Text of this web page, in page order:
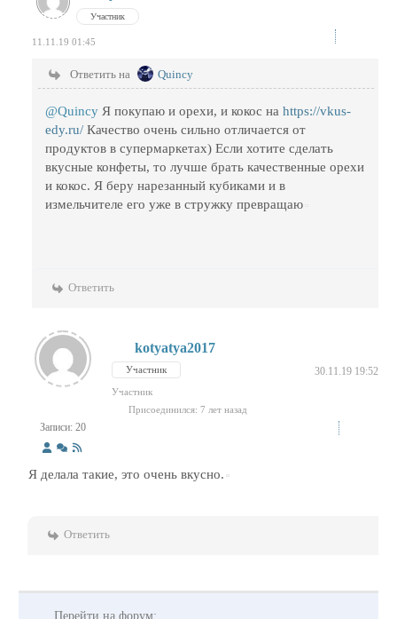
Участник
11.11.19 01:45
Ответить на Quincy
@Quincy Я покупаю и орехи, и кокос на https://vkus-
edy.ru/ Качество очень сильно отличается от
продуктов в супермаркетах) Если хотите сделать
вкусные конфеты, то лучше брать качественные орехи
и кокос. Я беру нарезанный кубиками и в
измельчителе его уже в стружку превращаю
Ответить
Записи: 20
kotyatya2017
Участник 30.11.19 19:52
Участник
Присоединился: 7 лет назад
Я делала такие, это очень вкусно.
Ответить
Перейти на форум: